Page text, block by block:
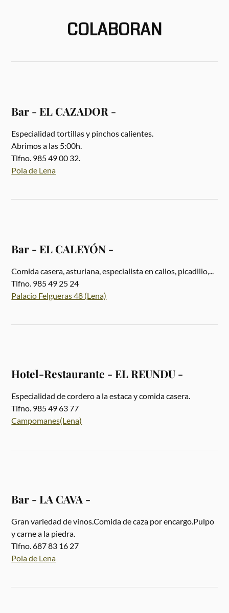
COLABORAN
Bar - EL CAZADOR -
Especialidad tortillas y pinchos calientes.
Abrimos a las 5:00h.
Tlfno. 985 49 00 32.
Pola de Lena
Bar - EL CALEYÓN -
Comida casera, asturiana, especialista en callos, picadillo,...
Tlfno. 985 49 25 24
Palacio Felgueras 48 (Lena)
Hotel-Restaurante - EL REUNDU -
Especialidad de cordero a la estaca y comida casera.
Tlfno. 985 49 63 77
Campomanes(Lena)
Bar - LA CAVA -
Gran variedad de vinos.Comida de caza por encargo.Pulpo
y carne a la piedra.
Tlfno. 687 83 16 27
Pola de Lena